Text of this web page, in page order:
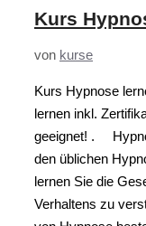
Kurs
von kurse
Kurs Hypnose
lernen inkl.
geeignet! .
den üblichen
lernen Sie die
Verhaltens zu